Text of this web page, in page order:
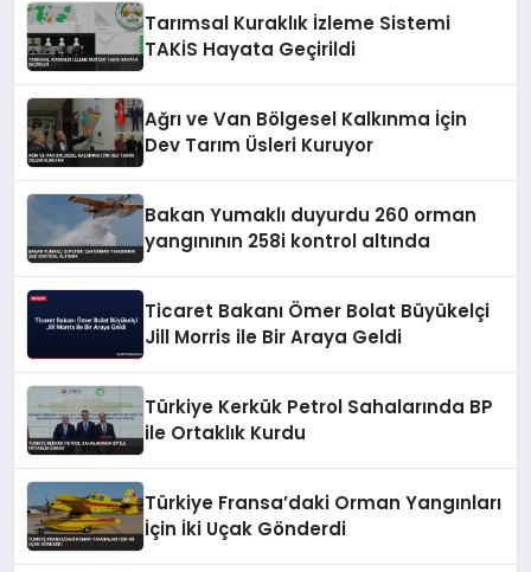
Tarımsal Kuraklık İzleme Sistemi
TAKİS Hayata Geçirildi
Ağrı ve Van Bölgesel Kalkınma İçin
Dev Tarım Üsleri Kuruyor
Bakan Yumaklı duyurdu 260 orman
yangınının 258i kontrol altında
Ticaret Bakanı Ömer Bolat Büyükelçi
Jill Morris ile Bir Araya Geldi
Türkiye Kerkük Petrol Sahalarında BP
ile Ortaklık Kurdu
Türkiye Fransa’daki Orman Yangınları
İçin İki Uçak Gönderdi